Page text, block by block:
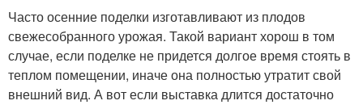
Часто осенние поделки изготавливают из плодов
свежесобранного урожая. Такой вариант хорош в том
случае, если поделке не придется долгое время стоять в
теплом помещении, иначе она полностью утратит свой
внешний вид. А вот если выставка длится достаточно